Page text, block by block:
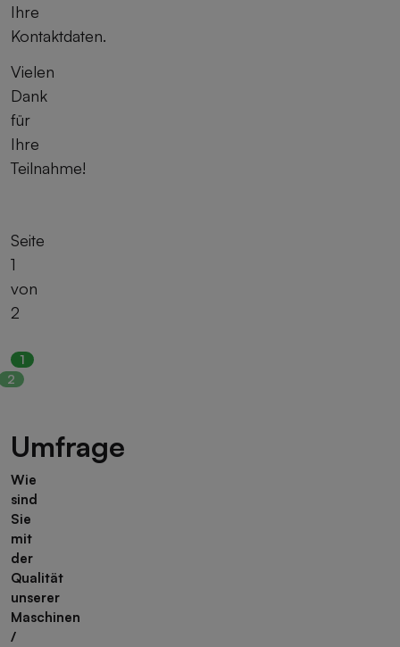
Ihre
Kontaktdaten.
Vielen
Dank
für
Ihre
Teilnahme!
Seite
1
von
2
1
2
Umfrage
Wie
sind
Sie
mit
der
Qualität
unserer
Maschinen
/